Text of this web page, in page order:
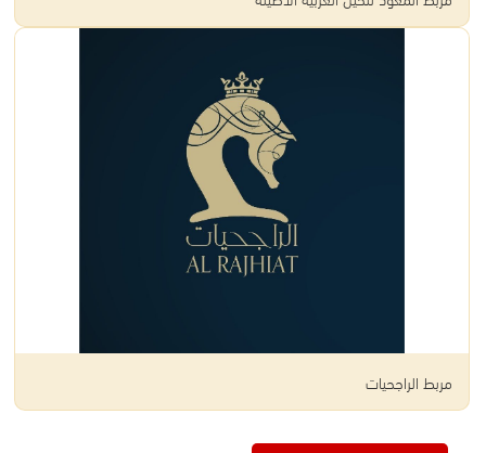
مربط الراجحيات